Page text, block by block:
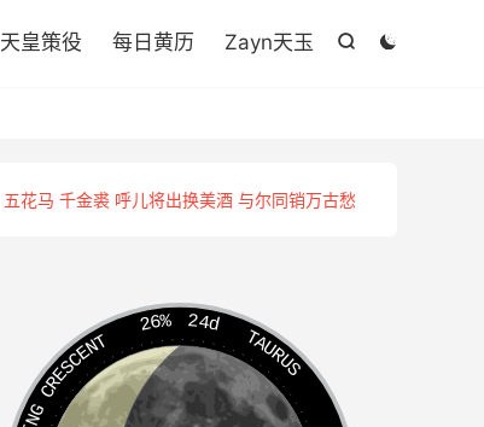


天皇策役 每日黄历 Zayn天玉
五花马 千金裘 呼儿将出换美酒 与尔同销万古愁
26% 24d
TAURUS
WANING CRESCENT